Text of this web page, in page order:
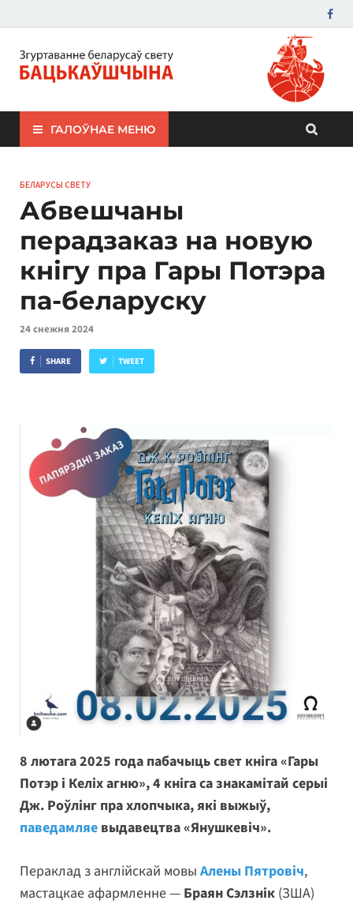
ЗБС "Бацькаўшчына"
ГАЛОЎНАЕ МЕНЮ
БЕЛАРУСЫ СВЕТУ
Абвешчаны
перадзаказ на новую
кнігу пра Гары Потэра
па-беларуску
24 снежня 2024
SHARE TWEET
8 лютага 2025 года пабачыць свет кніга «Гары
Потэр і Келіх агню», 4 кніга са знакамітай серыі
Дж. Роўлінг пра хлопчыка, які выжыў,
паведамляе выдавецтва «Янушкевіч».
Пераклад з англійскай мовы Алены Пятровіч,
мастацкае афармленне — Браян Сэлзнік (ЗША)